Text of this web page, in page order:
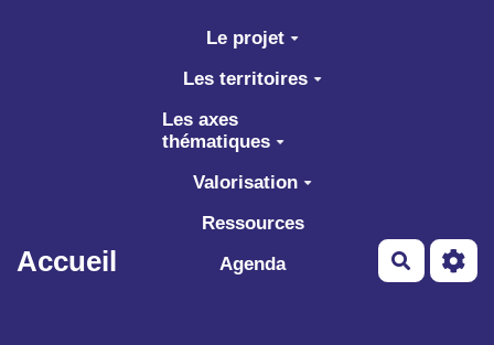
Aller au contenu principal
Accueil
Le projet
Les territoires
Les axes
thématiques
Valorisation
Ressources
Agenda